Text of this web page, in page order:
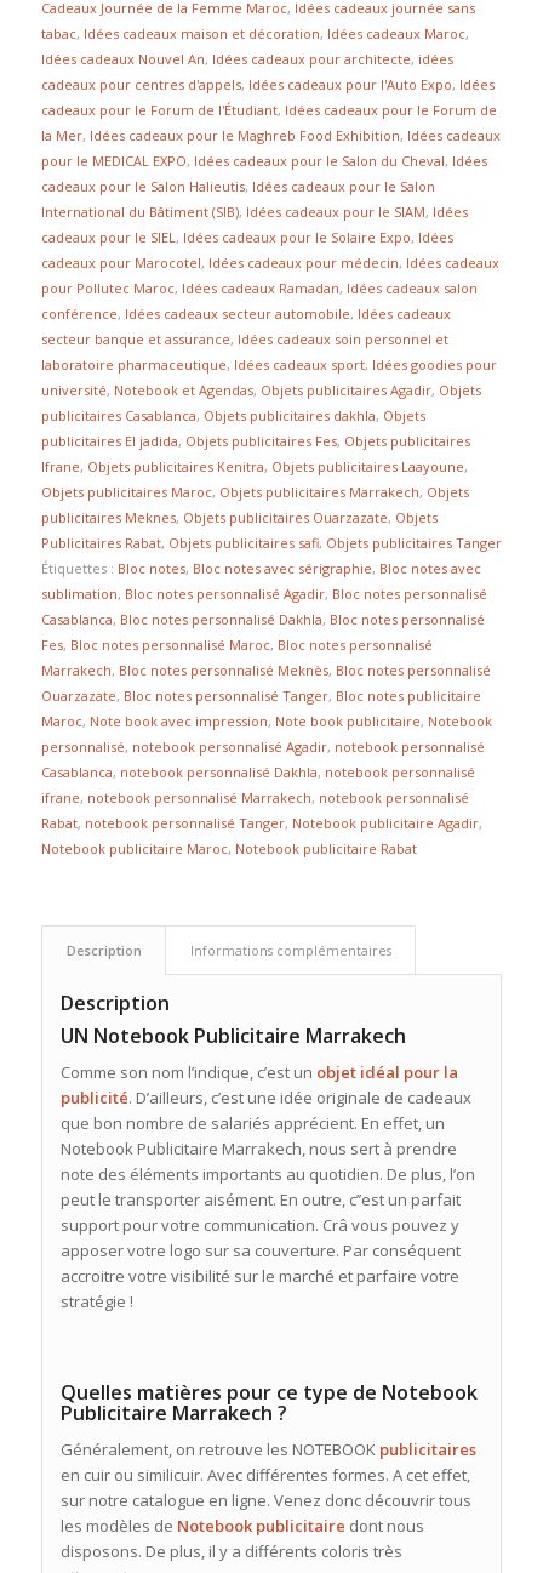
Cadeaux Journée de la Femme Maroc, Idées cadeaux journée sans
tabac, Idées cadeaux maison et décoration, Idées cadeaux Maroc,
Idées cadeaux Nouvel An, Idées cadeaux pour architecte, idées
cadeaux pour centres d'appels, Idées cadeaux pour l'Auto Expo, Idées
cadeaux pour le Forum de l'Étudiant, Idées cadeaux pour le Forum de
la Mer, Idées cadeaux pour le Maghreb Food Exhibition, Idées cadeaux
pour le MEDICAL EXPO, Idées cadeaux pour le Salon du Cheval, Idées
cadeaux pour le Salon Halieutis, Idées cadeaux pour le Salon
International du Bâtiment (SIB), Idées cadeaux pour le SIAM, Idées
cadeaux pour le SIEL , Idées cadeaux pour le Solaire Expo, Idées
cadeaux pour Marocotel, Idées cadeaux pour médecin, Idées cadeaux
pour Pollutec Maroc, Idées cadeaux Ramadan, Idées cadeaux salon
conférence, Idées cadeaux secteur automobile, Idées cadeaux
secteur banque et assurance, Idées cadeaux soin personnel et
laboratoire pharmaceutique, Idées cadeaux sport, Idées goodies pour
université, Notebook et Agendas, Objets publicitaires Agadir, Objets
publicitaires Casablanca, Objets publicitaires dakhla, Objets
publicitaires El jadida, Objets publicitaires Fes, Objets publicitaires
Ifrane, Objets publicitaires Kenitra, Objets publicitaires Laayoune,
Objets publicitaires Maroc, Objets publicitaires Marrakech, Objets
publicitaires Meknes, Objets publicitaires Ouarzazate, Objets
Publicitaires Rabat, Objets publicitaires safi, Objets publicitaires Tanger
Étiquettes : Bloc notes, Bloc notes avec sérigraphie, Bloc notes avec
sublimation, Bloc notes personnalisé Agadir, Bloc notes personnalisé
Casablanca, Bloc notes personnalisé Dakhla, Bloc notes personnalisé
Fes, Bloc notes personnalisé Maroc, Bloc notes personnalisé
Marrakech, Bloc notes personnalisé Meknès, Bloc notes personnalisé
Ouarzazate, Bloc notes personnalisé Tanger, Bloc notes publicitaire
Maroc, Note book avec impression, Note book publicitaire, Notebook
personnalisé, notebook personnalisé Agadir, notebook personnalisé
Casablanca, notebook personnalisé Dakhla, notebook personnalisé
ifrane, notebook personnalisé Marrakech, notebook personnalisé
Rabat, notebook personnalisé Tanger, Notebook publicitaire Agadir,
Notebook publicitaire Maroc, Notebook publicitaire Rabat
Description Informations complémentaires
Description
UN Notebook Publicitaire Marrakech
Comme son nom l’indique, c’est un objet idéal pour la
publicité. D’ailleurs, c’est une idée originale de cadeaux
que bon nombre de salariés apprécient. En effet, un
Notebook Publicitaire Marrakech, nous sert à prendre
note des éléments importants au quotidien. De plus, l’on
peut le transporter aisément. En outre, c’’est un parfait
support pour votre communication. Crâ vous pouvez y
apposer votre logo sur sa couverture. Par conséquent
accroitre votre visibilité sur le marché et parfaire votre
stratégie !
Quelles matières pour ce type de Notebook
Publicitaire Marrakech ?
Généralement, on retrouve les NOTEBOOK publicitaires
en cuir ou similicuir. Avec différentes formes. A cet effet,
sur notre catalogue en ligne. Venez donc découvrir tous
les modèles de Notebook publicitaire dont nous
disposons. De plus, il y a différents coloris très